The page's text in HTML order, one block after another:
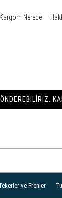
Kargom Nerede
ve Frenler